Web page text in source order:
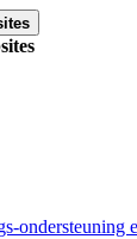
ondersteuning